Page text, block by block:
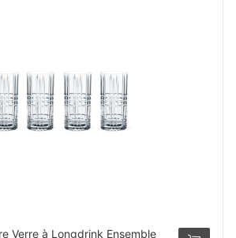
Verre à Longdrink Ensemble